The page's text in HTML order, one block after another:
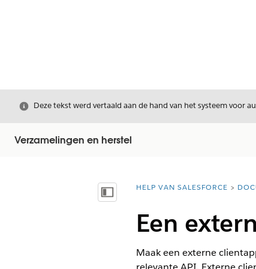
Sluiten
Deze tekst werd vertaald aan de hand van het systeem voor
Verzamelingen en herstel
Inhoudsopgave weergeven
U bent hier:
HELP VAN SALESFORCE
Een
Maak een externe